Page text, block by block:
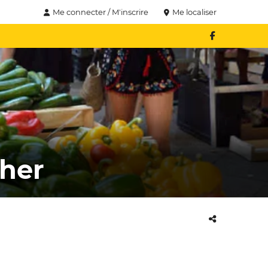
Me connecter / M'inscrire Me localiser